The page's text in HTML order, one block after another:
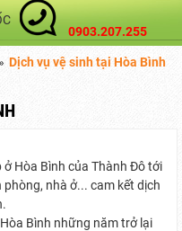
0903.207.255
» Dịch vụ vệ sinh tại Hòa Bình
ở Hòa Bình của Thành Đô tới
nhà ở... cam kết dịch
Bình những năm trở lại